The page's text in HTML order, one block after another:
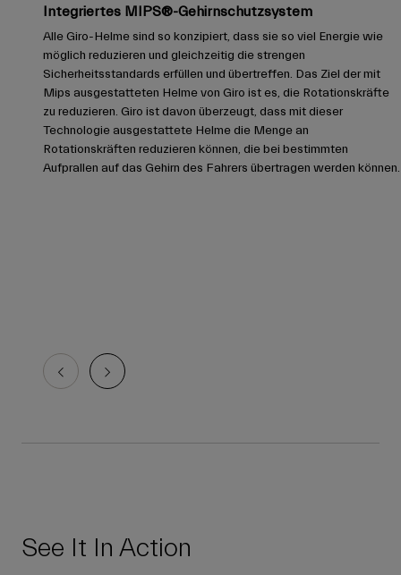
Integriertes MIPS®-Gehirnschutzsystem
Alle Giro-Helme sind so konzipiert, dass sie so viel Energie wie
möglich reduzieren und gleichzeitig die strengen
Sicherheitsstandards erfüllen und übertreffen. Das Ziel der mit
Mips ausgestatteten Helme von Giro ist es, die Rotationskräfte
zu reduzieren. Giro ist davon überzeugt, dass mit dieser
Technologie ausgestattete Helme die Menge an
Rotationskräften reduzieren können, die bei bestimmten
Aufprallen auf das Gehirn des Fahrers übertragen werden können.
See It In Action